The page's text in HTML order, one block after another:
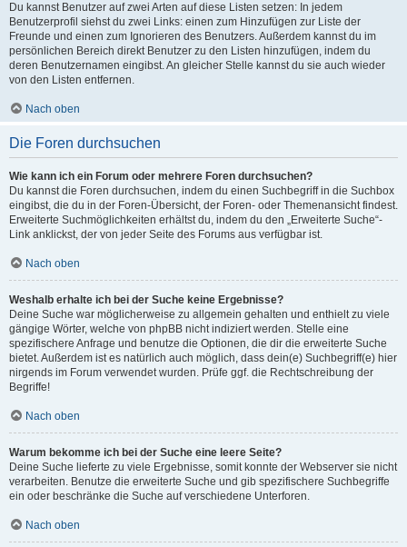
Du kannst Benutzer auf zwei Arten auf diese Listen setzen: In jedem
Benutzerprofil siehst du zwei Links: einen zum Hinzufügen zur Liste der
Freunde und einen zum Ignorieren des Benutzers. Außerdem kannst du im
persönlichen Bereich direkt Benutzer zu den Listen hinzufügen, indem du
deren Benutzernamen eingibst. An gleicher Stelle kannst du sie auch wieder
von den Listen entfernen.
Nach oben
Die Foren durchsuchen
Wie kann ich ein Forum oder mehrere Foren durchsuchen?
Du kannst die Foren durchsuchen, indem du einen Suchbegriff in die Suchbox
eingibst, die du in der Foren-Übersicht, der Foren- oder Themenansicht findest.
Erweiterte Suchmöglichkeiten erhältst du, indem du den „Erweiterte Suche“-
Link anklickst, der von jeder Seite des Forums aus verfügbar ist.
Nach oben
Weshalb erhalte ich bei der Suche keine Ergebnisse?
Deine Suche war möglicherweise zu allgemein gehalten und enthielt zu viele
gängige Wörter, welche von phpBB nicht indiziert werden. Stelle eine
spezifischere Anfrage und benutze die Optionen, die dir die erweiterte Suche
bietet. Außerdem ist es natürlich auch möglich, dass dein(e) Suchbegriff(e) hier
nirgends im Forum verwendet wurden. Prüfe ggf. die Rechtschreibung der
Begriffe!
Nach oben
Warum bekomme ich bei der Suche eine leere Seite?
Deine Suche lieferte zu viele Ergebnisse, somit konnte der Webserver sie nicht
verarbeiten. Benutze die erweiterte Suche und gib spezifischere Suchbegriffe
ein oder beschränke die Suche auf verschiedene Unterforen.
Nach oben